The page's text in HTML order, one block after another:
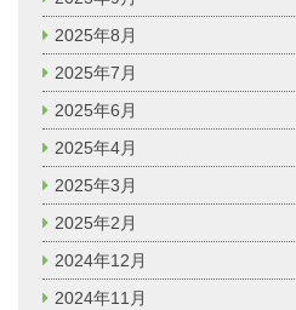
2025年8月
2025年7月
2025年6月
2025年4月
2025年3月
2025年2月
2024年12月
2024年11月